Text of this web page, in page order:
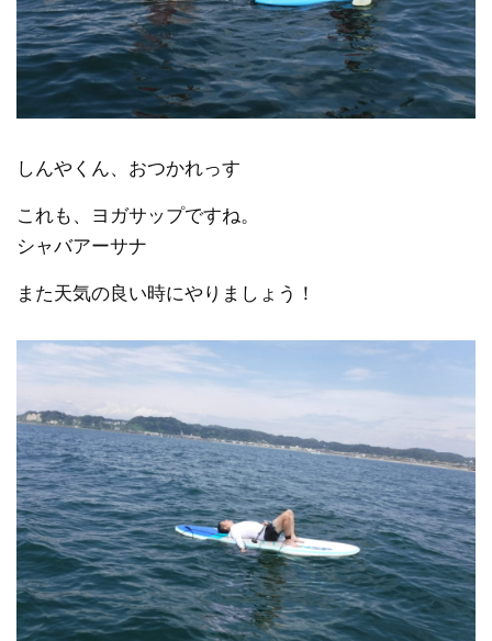
しんやくん、おつかれっす
これも、ヨガサップですね。
シャバアーサナ
また天気の良い時にやりましょう！